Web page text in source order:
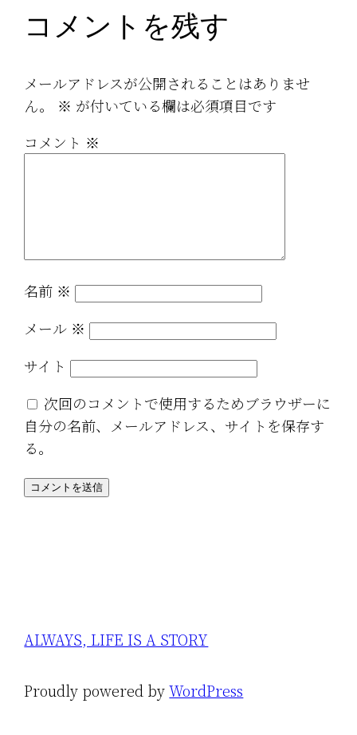
コメントを残す
メールアドレスが公開されることはありませ
ん。
※ が付いている欄は必須項目です
コメント ※
名前 ※
メール ※
サイト
次回のコメントで使用するためブラウザーに
自分の名前、メールアドレス、サイトを保存す
る。
ALWAYS, LIFE IS A STORY
Proudly powered byWordPress